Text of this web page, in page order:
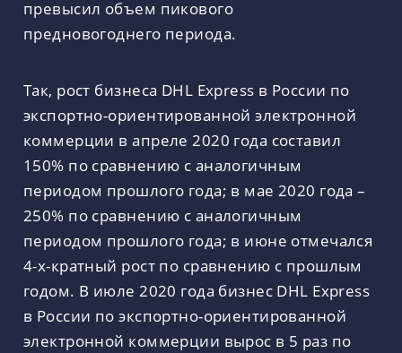
превысил объем пикового
предновогоднего периода.
Так, рост бизнеса DHL Express в России по
экспортно-ориентированной электронной
коммерции в апреле 2020 года составил
150% по сравнению с аналогичным
периодом прошлого года; в мае 2020 года –
250% по сравнению с аналогичным
периодом прошлого года; в июне отмечался
4-х-кратный рост по сравнению с прошлым
годом. В июле 2020 года бизнес DHL Express
в России по экспортно-ориентированной
электронной коммерции вырос в 5 раз по